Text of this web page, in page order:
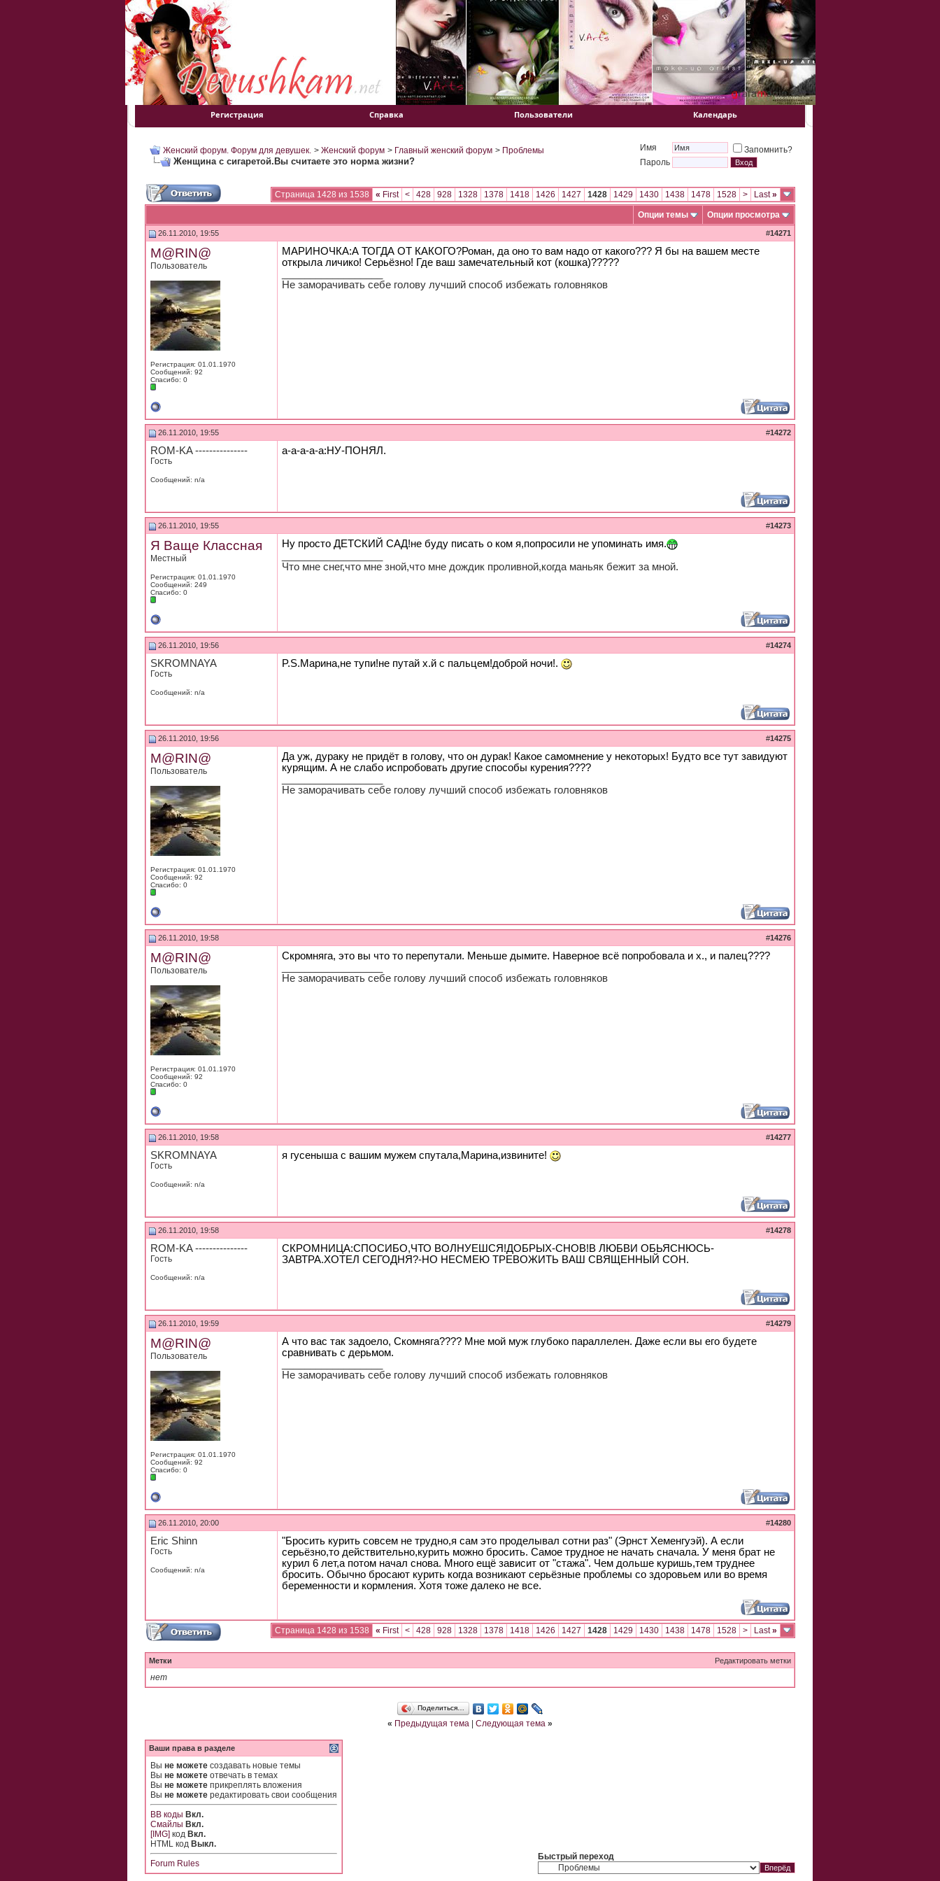
Регистрация Справка Пользователи Календарь
Женский форум. Форум для девушек. > Женский форум > Главный женский форум > Проблемы
Женщина с сигаретой.Вы считаете это норма жизни?
Имя
Запомнить?
Пароль
Страница 1428 из 1538 « First < 428 928 1328 1378 1418 1426 1427 1428 1429 1430 1438 1478 1528 > Last»
Опции темы Опции просмотра
26.11.2010, 19:55 #14271
M@RIN@
Пользователь
Регистрация: 01.01.1970
Сообщений: 92
Спасибо: 0
МАРИНОЧКА:А ТОГДА ОТ КАКОГО?Роман, да оно то вам надо от какого??? Я бы на вашем месте
открыла личико! Серьёзно! Где ваш замечательный кот (кошка)?????
Не заморачивать себе голову лучший способ избежать головняков
26.11.2010, 19:55 #14272
ROM-KA ---------------
Гость
Сообщений: n/a
а-а-а-а-а:НУ-ПОНЯЛ.
26.11.2010, 19:55 #14273
Я Ваще Классная
Местный
Регистрация: 01.01.1970
Сообщений: 249
Спасибо: 0
Ну просто ДЕТСКИЙ САД!не буду писать о ком я,попросили не упоминать имя.
Что мне снег,что мне зной,что мне дождик проливной,когда маньяк бежит за мной.
26.11.2010, 19:56 #14274
SKROMNAYA
Гость
Сообщений: n/a
P.S.Марина,не тупи!не путай х.й с пальцем!доброй ночи!.
26.11.2010, 19:56 #14275
M@RIN@
Пользователь
Регистрация: 01.01.1970
Сообщений: 92
Спасибо: 0
Да уж, дураку не придёт в голову, что он дурак! Какое самомнение у некоторых! Будто все тут завидуют
курящим. А не слабо испробовать другие способы курения????
Не заморачивать себе голову лучший способ избежать головняков
26.11.2010, 19:58 #14276
M@RIN@
Пользователь
Регистрация: 01.01.1970
Сообщений: 92
Спасибо: 0
Скромняга, это вы что то перепутали. Меньше дымите. Наверное всё попробовала и х., и палец????
Не заморачивать себе голову лучший способ избежать головняков
26.11.2010, 19:58 #14277
SKROMNAYA
Гость
Сообщений: n/a
я гусеныша с вашим мужем спутала,Марина,извините!
26.11.2010, 19:58 #14278
ROM-KA ---------------
Гость
Сообщений: n/a
СКРОМНИЦА:СПОСИБО,ЧТО ВОЛНУЕШСЯ!ДОБРЫХ-СНОВ!В ЛЮБВИ ОБЬЯСНЮСЬ-
ЗАВТРА.ХОТЕЛ СЕГОДНЯ?-НО НЕСМЕЮ ТРЕВОЖИТЬ ВАШ СВЯЩЕННЫЙ СОН.
26.11.2010, 19:59 #14279
M@RIN@
Пользователь
Регистрация: 01.01.1970
Сообщений: 92
Спасибо: 0
А что вас так задоело, Скомняга???? Мне мой муж глубоко параллелен. Даже если вы его будете
сравнивать с дерьмом.
Не заморачивать себе голову лучший способ избежать головняков
26.11.2010, 20:00 #14280
Eric Shinn
Гость
Сообщений: n/a
"Бросить курить совсем не трудно,я сам это проделывал сотни раз" (Эрнст Хеменгуэй). А если
серьёзно,то действительно,курить можно бросить. Самое трудное не начать сначала. У меня брат не
курил 6 лет,а потом начал снова. Много ещё зависит от "стажа". Чем дольше куришь,тем труднее
бросить. Обычно бросают курить когда возникают серьёзные проблемы со здоровьем или во время
беременности и кормления. Хотя тоже далеко не все.
Страница 1428 из 1538 « First < 428 928 1328 1378 1418 1426 1427 1428 1429 1430 1438 1478 1528 > Last»
Редактировать метки
Метки
нет
Поделиться…
« Предыдущая тема Следующая тема »
Ваши права в разделе
Вы не можете создавать новые темы
Вы не можете отвечать в темах
Вы не можете прикреплять вложения
Вы не можете редактировать свои сообщения
BB коды Вкл.
Смайлы Вкл.
[IMG] код Вкл.
HTML код Выкл.
Forum Rules
Быстрый переход